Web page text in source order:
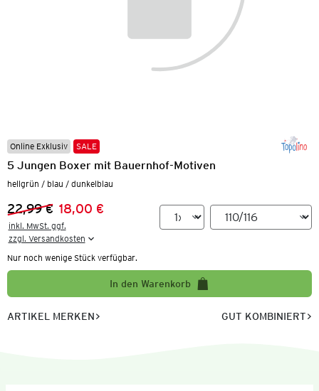
Online Exklusiv SALE
5 Jungen Boxer mit Bauernhof-Motiven
hellgrün / blau / dunkelblau
Vorheriger Preis:
22,99 €
Neuer Preis:18,00 €
inkl. MwSt. ggf.
zzgl. Versandkosten
Nur noch wenige Stück verfügbar.
In den Warenkorb
ARTIKEL MERKEN GUT KOMBINIERT